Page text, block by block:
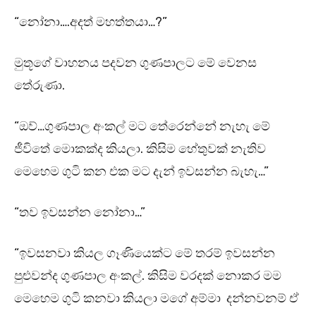
“නෝනා….අදත් මහත්තයා…?”
මුතූගේ වාහනය පදවන ගුණපාලට මේ වෙනස
තේරුණා.
“ඔව්…ගුණපාල අංකල් මට තේරෙන්නේ නැහැ මේ
ජීවිතේ මොකක්ද කියලා. කිසිම හේතුවක් නැතිව
මෙහෙම ගුටි කන එක මට දැන් ඉවසන්න බැහැ…”
“තව ඉවසන්න නෝනා…”
“ඉවසනවා කියල ගෑණියෙක්ට මේ තරම් ඉවසන්න
පුළුවන්ද ගුණපාල අංකල්. කිසිම වරදක් නොකර මම
මෙහෙම ගුටි කනවා කියලා මගේ අම්මා දන්නවනම් ඒ